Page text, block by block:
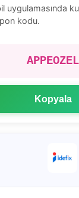
uygulamasında
kodu.
APPEOZEL
Kopyala